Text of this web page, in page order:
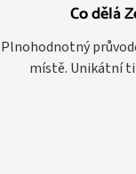
Co dělá
Plnohodnotný
místě. Unikátní